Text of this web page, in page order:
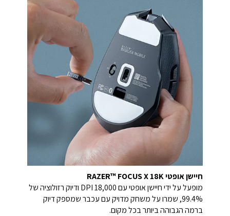
חיישן אופטי RAZER™ FOCUS X 18K
מופעל על ידי חיישן אופטי עם 18,000 DPI ודיוק רזולוציה של
99.4%, שמרו על משחק מדויק עם עכבר שמספק דיוק
ברמה הגבוהה ביותר בכל מקום.